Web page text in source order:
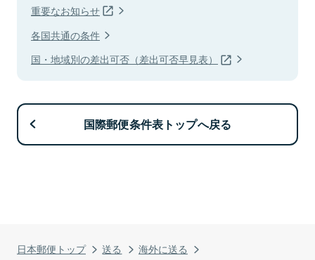
日本郵便トップ 送る
海外に送る
重要なお知らせ
各国共通の条件
国・地域別の差出可否（差出可否早見表）
国際郵便条件表トップへ戻る